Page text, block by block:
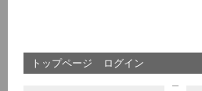
トップページ ログイン